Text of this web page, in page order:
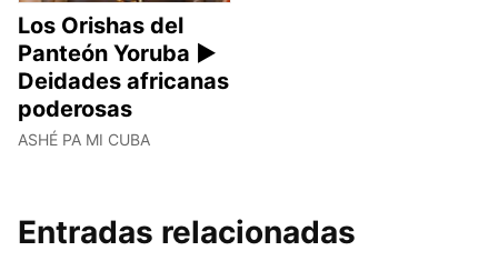
Los Orishas del
Panteón Yoruba ►
Deidades africanas
poderosas
ASHÉ PA MI CUBA
Entradas relacionadas